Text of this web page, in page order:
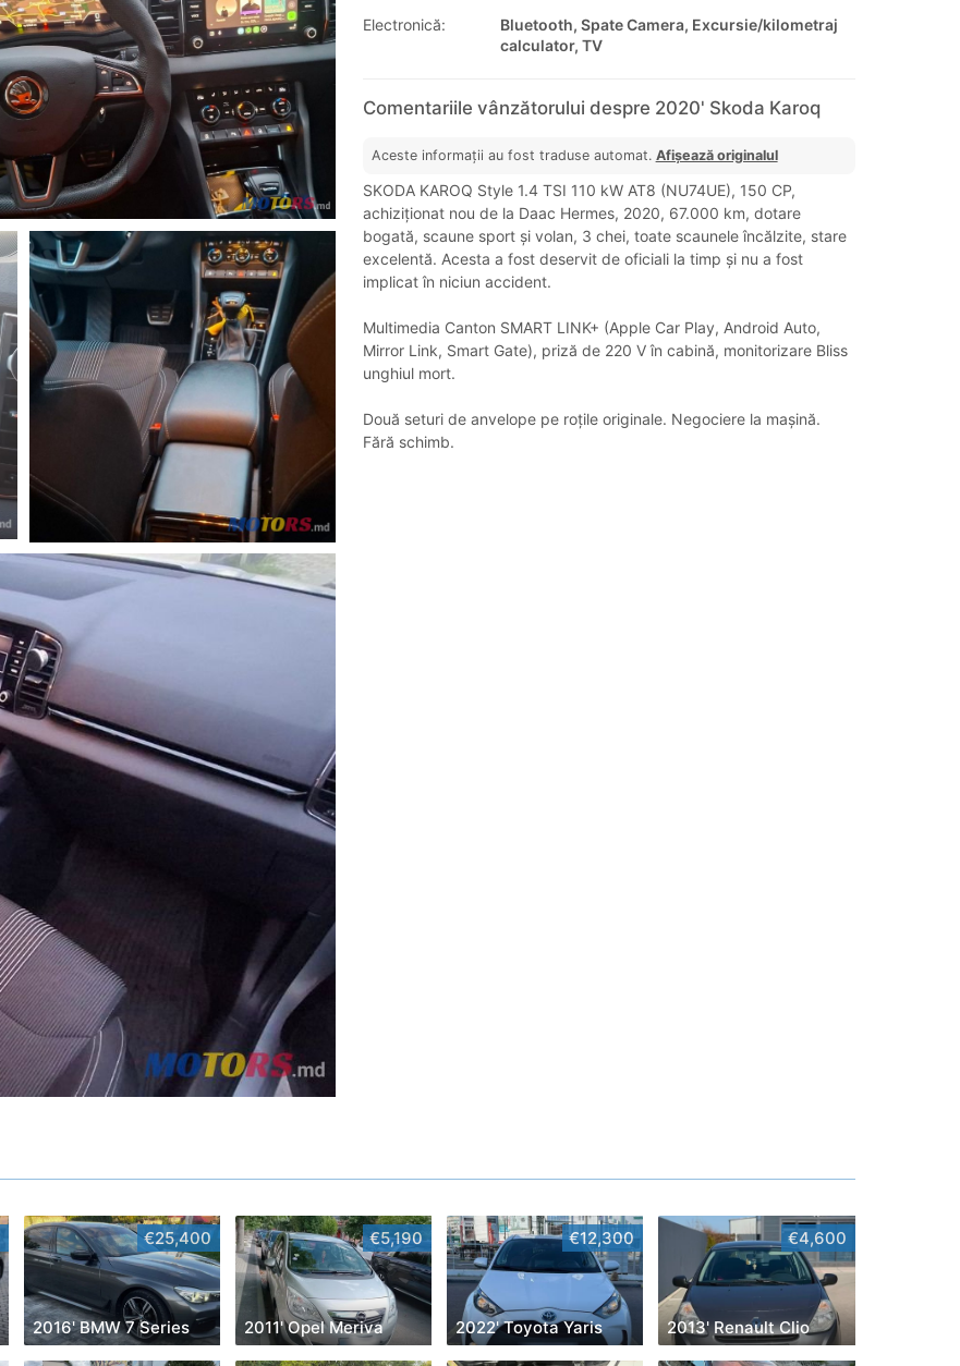
Electronică:
Bluetooth, Spate Camera, Excursie/kilometraj
calculator, TV
Comentariile vânzătorului despre 2020' Skoda Karoq
Aceste informații au fost traduse automat. Afișează originalul
SKODA KAROQ Style 1.4 TSI 110 kW AT8 (NU74UE), 150 CP,
achiziționat nou de la Daac Hermes, 2020, 67.000 km, dotare
bogată, scaune sport și volan, 3 chei, toate scaunele încălzite, stare
excelentă. Acesta a fost deservit de oficiali la timp și nu a fost
implicat în niciun accident.
Multimedia Canton SMART LINK+ (Apple Car Play, Android Auto,
Mirror Link, Smart Gate), priză de 220 V în cabină, monitorizare Bliss
unghiul mort.
Două seturi de anvelope pe roțile originale. Negociere la mașină.
Fără schimb.
€25,400
2016' BMW 7 Series
€5,190
2011' Opel Meriva
€12,300
2022' Toyota Yaris
€4,600
2013' Renault Clio